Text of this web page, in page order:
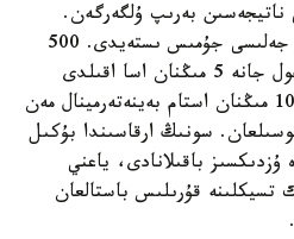
ناتيجەسىن بەرىپ ۇلگەرگەن.
اۋداندا ءبىرىڭعاي داتچيكتەر جەلىسى جۇمىس ىستەيدى. 500
شاقىرىمنان استام سيفرلىق جول جانە 5 مىڭنان اسا اقىلدى
عيمارات سالىنعان. جۇيەگە 100 مىڭنان استام بەينەتەرمينال مەن
قوسىلعان. سونىڭ ارقاسىندا بۇكىل
باقىلانادى، ياعني
تسيكلىنە قۇرىلىس باستالعان